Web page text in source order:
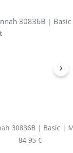
30836B | Basic |
Fit
Regulärer Preis:
84,95 €